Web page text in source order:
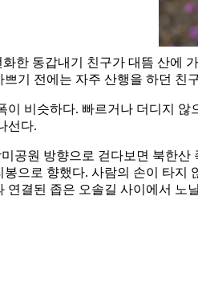
한 동갑내기 친구가 대뜸 산에
기 전에는 자주 산행을 하던 친
이 비슷하다. 빠르거나 더디지
선다.
공원 방향으로 걷다보면 북한
으로 향했다. 사람의 손이 타지
연결된 좁은 오솔길 사이에서 노